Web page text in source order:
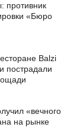
противник
«Бюро
Balzi
пострадали
«вечного
на рынке